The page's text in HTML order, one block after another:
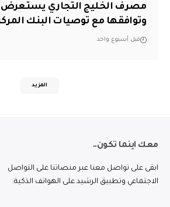
مصرف الخليج التجاري يستعرض
وتوافقها مع توصيات البنك
قبل أسبوع واحد
المزيد
معك اينما تكون..
ابقى على تواصل معنا عبر منصاتنا على التواصل
الاجتماعي وتطبيق الرشيد على الهواتف الذكية.